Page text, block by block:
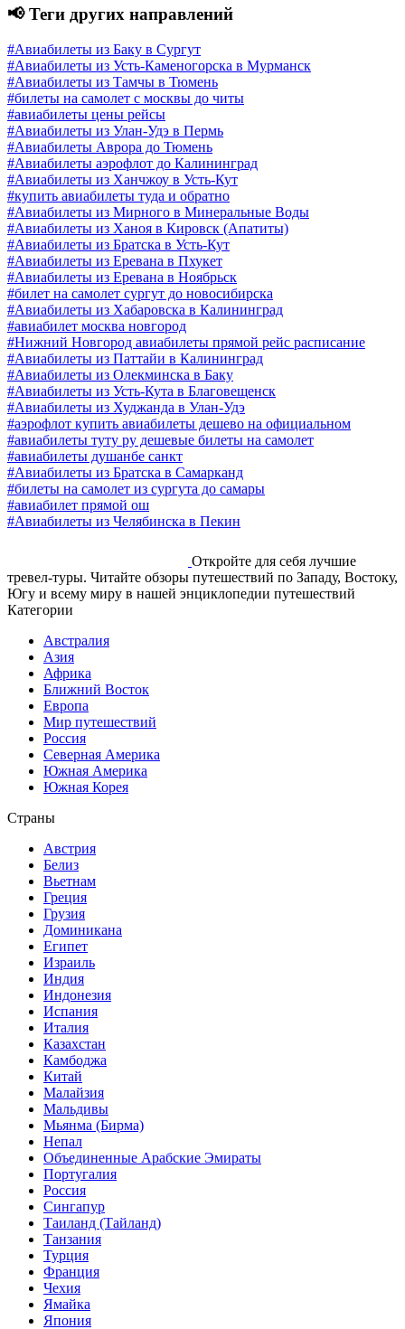
📢 Теги других направлений
#Авиабилеты из Баку в Сургут
#Авиабилеты из Усть-Каменогорска в Мурманск
#Авиабилеты из Тамчы в Тюмень
#билеты на самолет с москвы до читы
#авиабилеты цены рейсы
#Авиабилеты из Улан-Удэ в Пермь
#Авиабилеты Аврора до Тюмень
#Авиабилеты аэрофлот до Калининград
#Авиабилеты из Ханчжоу в Усть-Кут
#купить авиабилеты туда и обратно
#Авиабилеты из Мирного в Минеральные Воды
#Авиабилеты из Ханоя в Кировск (Апатиты)
#Авиабилеты из Братска в Усть-Кут
#Авиабилеты из Еревана в Пхукет
#Авиабилеты из Еревана в Ноябрьск
#билет на самолет сургут до новосибирска
#Авиабилеты из Хабаровска в Калининград
#авиабилет москва новгород
#Нижний Новгород авиабилеты прямой рейс расписание
#Авиабилеты из Паттайи в Калининград
#Авиабилеты из Олекминска в Баку
#Авиабилеты из Усть-Кута в Благовещенск
#Авиабилеты из Худжанда в Улан-Удэ
#аэрофлот купить авиабилеты дешево на официальном
#авиабилеты туту ру дешевые билеты на самолет
#авиабилеты душанбе санкт
#Авиабилеты из Братска в Самарканд
#билеты на самолет из сургута до самары
#авиабилет прямой ош
#Авиабилеты из Челябинска в Пекин
Откройте для себя лучшие
тревел-туры. Читайте обзоры путешествий по Западу, Востоку,
Югу и всему миру в нашей энциклопедии путешествий
Категории
Австралия
Азия
Африка
Ближний Восток
Европа
Мир путешествий
Россия
Северная Америка
Южная Америка
Южная Корея
Страны
Австрия
Белиз
Вьетнам
Греция
Грузия
Доминикана
Египет
Израиль
Индия
Индонезия
Испания
Италия
Казахстан
Камбоджа
Китай
Малайзия
Мальдивы
Мьянма (Бирма)
Непал
Объединенные Арабские Эмираты
Португалия
Россия
Сингапур
Таиланд (Тайланд)
Танзания
Турция
Франция
Чехия
Ямайка
Япония